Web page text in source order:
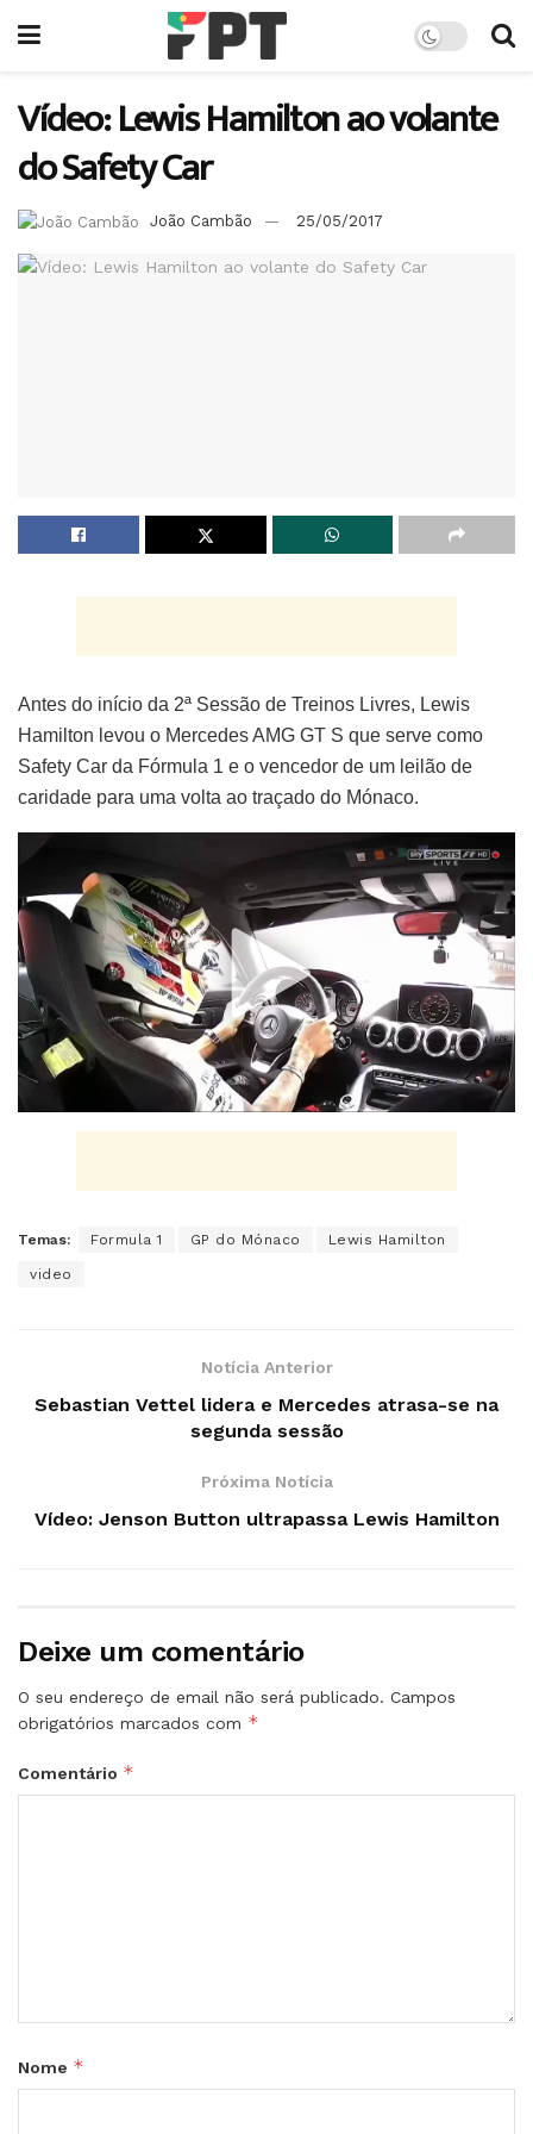
Vídeo: Lewis Hamilton ao volante
do Safety Car
João Cambão 25/05/2017
Antes do início da 2ª Sessão de Treinos Livres, Lewis
Hamilton levou o Mercedes AMG GT S que serve como
Safety Car da Fórmula 1 e o vencedor de um leilão de
caridade para uma volta ao traçado do Mónaco.
Temas: Formula 1 GP do Mónaco Lewis Hamilton
video
Notícia Anterior
Sebastian Vettel lidera e Mercedes atrasa-se na
segunda sessão
Próxima Notícia
Vídeo: Jenson Button ultrapassa Lewis Hamilton
Deixe um comentário
O seu endereço de email não será publicado. Campos
obrigatórios marcados com *
Comentário *
Nome *